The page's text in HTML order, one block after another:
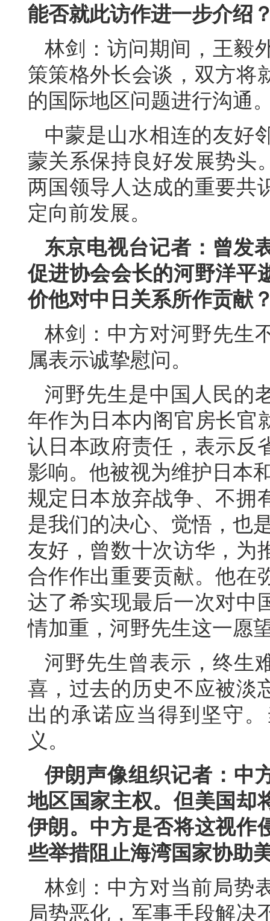
能否就此访作进一步介绍
林剑：访问期间，王毅
策策格外长会谈，双方将
的国际地区问题进行沟通
中蒙是山水相连的友好
蒙关系保持良好发展势头
两国领导人达成的重要共
定向前发展。
东京电视台记者：曾发
促进协会会长的河野洋平
价他对中日关系所作贡献
林剑：中方对河野先生
属表示诚挚慰问。
河野先生是中国人民的
年作为日本内阁官房长官
认日本政府责任，表示反
影响。他被视为维护日本
规定日本放弃战争、不拥
是我们的决心、觉悟，也
友好，曾数十次访华，为
合作作出重要贡献。他在
达了希实现最后一次对中
情加重，河野先生这一愿
河野先生曾表示，终生
喜，过去的历史不应被淡
出的承诺应当得到坚守
义。
伊朗声像组织记者：中
地区国家主权。但美国却
伊朗。中方是否将这视作
些举措阻止海湾国家协助
林剑：中方对当前局势
局势恶化，军事手段解决